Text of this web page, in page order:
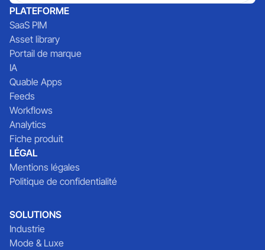
PLATEFORME
SaaS PIM
Asset library
Portail de marque
IA
Quable Apps
Feeds
Workflows
Analytics
Fiche produit
LÉGAL
Mentions légales
Politique de confidentialité
SOLUTIONS
Industrie
Mode & Luxe